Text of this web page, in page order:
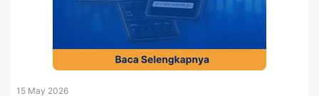
15 May 2026